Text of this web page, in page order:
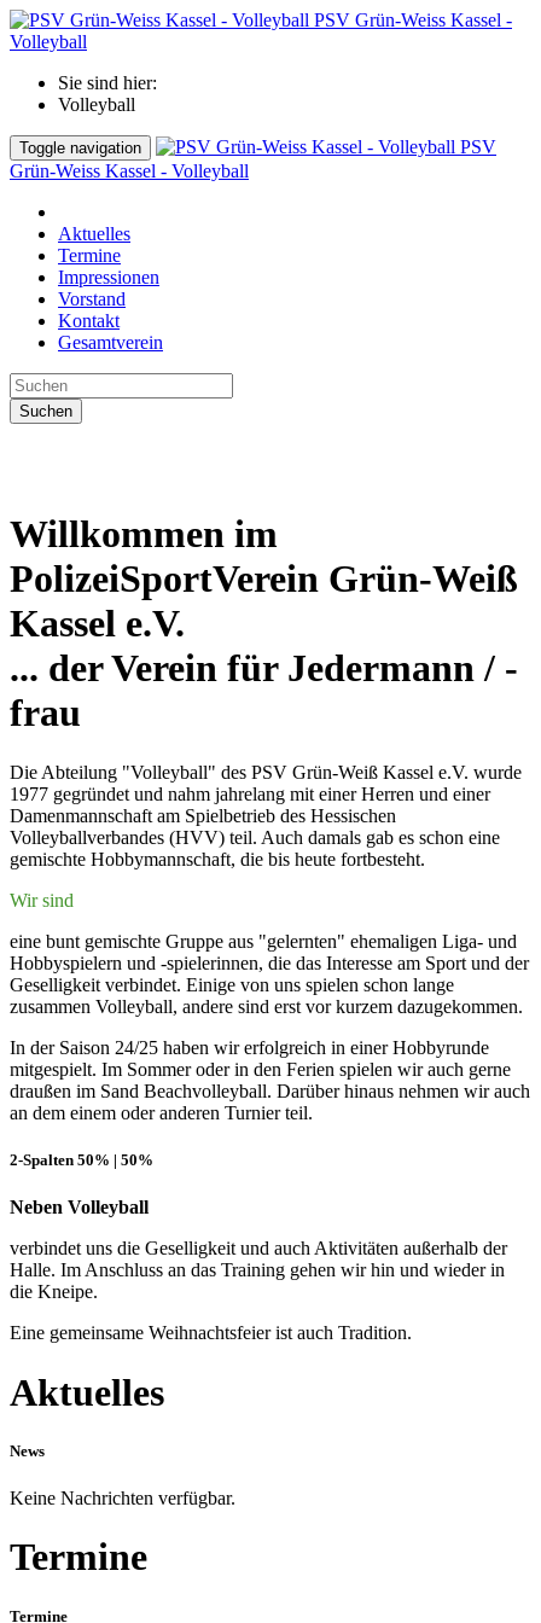
PSV Grün-Weiss Kassel -
Volleyball
Sie sind hier:
Volleyball
Toggle navigation
PSV
Grün-Weiss Kassel - Volleyball
Aktuelles
Termine
Impressionen
Vorstand
Kontakt
Gesamtverein
Suchen
Willkommen im
PolizeiSportVerein Grün-Weiß
Kassel e.V.
... der Verein für Jedermann / -
frau
Die Abteilung "Volleyball" des PSV Grün-Weiß Kassel e.V. wurde
1977 gegründet und nahm jahrelang mit einer Herren und einer
Damenmannschaft am Spielbetrieb des Hessischen
Volleyballverbandes (HVV) teil. Auch damals gab es schon eine
gemischte Hobbymannschaft, die bis heute fortbesteht.
Wir sind
eine bunt gemischte Gruppe aus "gelernten" ehemaligen Liga- und
Hobbyspielern und -spielerinnen, die das Interesse am Sport und der
Geselligkeit verbindet. Einige von uns spielen schon lange
zusammen Volleyball, andere sind erst vor kurzem dazugekommen.
In der Saison 24/25 haben wir erfolgreich in einer Hobbyrunde
mitgespielt. Im Sommer oder in den Ferien spielen wir auch gerne
draußen im Sand Beachvolleyball. Darüber hinaus nehmen wir auch
an dem einem oder anderen Turnier teil.
2-Spalten 50% | 50%
Neben Volleyball
verbindet uns die Geselligkeit und auch Aktivitäten außerhalb der
Halle. Im Anschluss an das Training gehen wir hin und wieder in
die Kneipe.
Eine gemeinsame Weihnachtsfeier ist auch Tradition.
Aktuelles
News
Keine Nachrichten verfügbar.
Termine
Termine